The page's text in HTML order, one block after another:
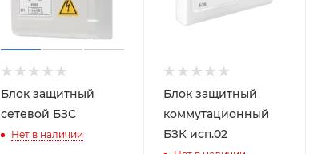
Блок защитный
сетевой БЗС
Нет в наличии
Блок защитный
коммутационный
БЗК исп.02